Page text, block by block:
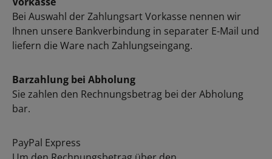
Bei Auswahl der Zahlungsart Vorkasse nennen wir
Ihnen unsere Bankverbindung in separater E-Mail und
liefern die Ware nach Zahlungseingang.
Barzahlung bei Abholung
Sie zahlen den Rechnungsbetrag bei der Abholung
bar.
PayPal Express